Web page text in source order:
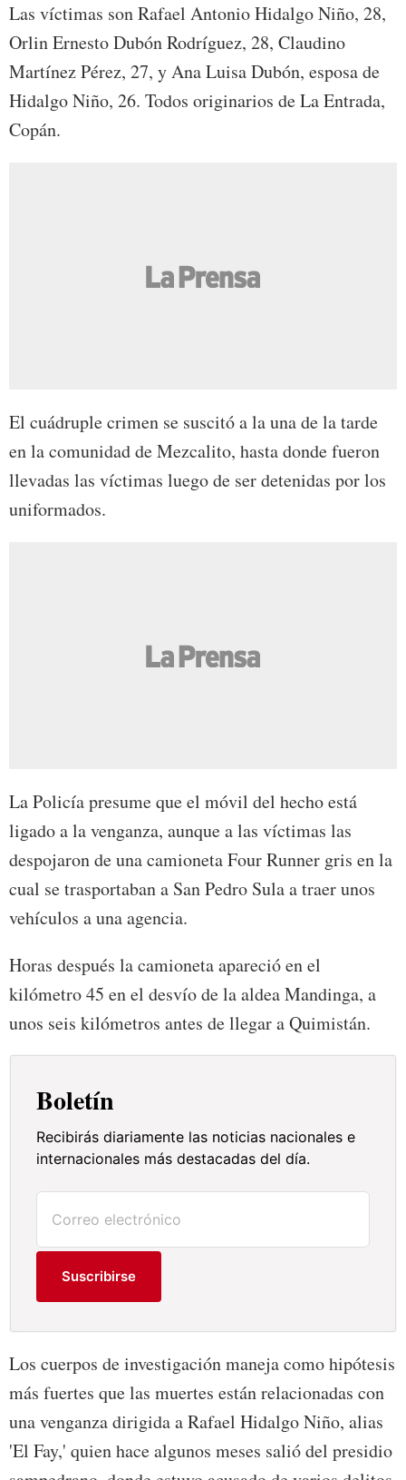
Las víctimas son Rafael Antonio Hidalgo Niño, 28,
Orlin Ernesto Dubón Rodríguez, 28, Claudino
Martínez Pérez, 27, y Ana Luisa Dubón, esposa de
Hidalgo Niño, 26. Todos originarios de La Entrada,
Copán.
El cuádruple crimen se suscitó a la una de la tarde
en la comunidad de Mezcalito, hasta donde fueron
llevadas las víctimas luego de ser detenidas por los
uniformados.
La Policía presume que el móvil del hecho está
ligado a la venganza, aunque a las víctimas las
despojaron de una camioneta Four Runner gris en la
cual se trasportaban a San Pedro Sula a traer unos
vehículos a una agencia.
Horas después la camioneta apareció en el
kilómetro 45 en el desvío de la aldea Mandinga, a
unos seis kilómetros antes de llegar a Quimistán.
Boletín
Recibirás diariamente las noticias nacionales e
internacionales más destacadas del día.
Suscribirse
Los cuerpos de investigación maneja como hipótesis
más fuertes que las muertes están relacionadas con
una venganza dirigida a Rafael Hidalgo Niño, alias
'El Fay,' quien hace algunos meses salió del presidio